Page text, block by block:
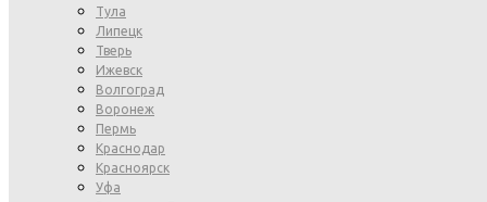
Тула
Липецк
Тверь
Ижевск
Волгоград
Воронеж
Пермь
Краснодар
Красноярск
Уфа